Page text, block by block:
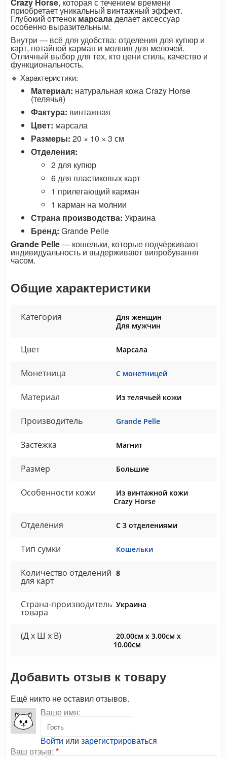
Crazy Horse, которая с течением времени
приобретает уникальный винтажный эффект.
Глубокий оттенок марсаладелает аксессуар
особенно выразительным.
Внутри — всё для удобства: отделения для купюр и
карт, потайной карман и молния для мелочей.
Отличный выбор для тех, кто цени стиль, качество и
функциональность.
🔹 Характеристики:
Материал: натуральная кожа Crazy Horse
(телячья)
Фактура: винтажная
Цвет: марсала
Размеры: 20 × 10 × 3 см
Отделения:
2 для купюр
6 для пластиковых карт
1 прилегающий карман
1 карман на молнии
Страна производства: Украина
Бренд: Grande Pelle
Grande Pelle— кошельки, которые подчёркивают
индивидуальность и выдерживают випробування
часом.
Общие характеристики
Категория
Для женщин
Для мужчин
Цвет Марсала
Монетница С монетницей
Материал Из телячьей кожи
Производитель Grande Pelle
Застежка Магнит
Размер Большие
Особенности кожи
Из винтажной кожи
Crazy Horse
Отделения С 3 отделениями
Тип сумки Кошельки
Количество отделений
для карт
8
Страна-производитель
товара
Украина
(Д x Ш x В)
20.00см x 3.00см x
10.00см
Добавить отзыв к товару
Ещё никто не оставил отзывов.
Ваше имя:
Войти или зарегистрироваться
Ваш отзыв: *